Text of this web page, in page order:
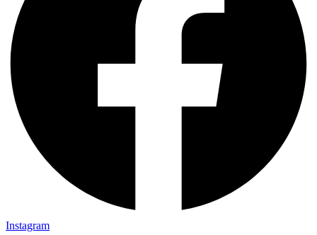
Instagram